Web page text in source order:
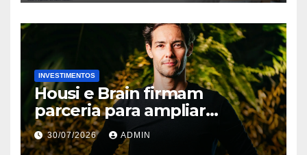
INVESTIMENTOS
Housi e Brain firmam
parceria para ampliar
inteligência de mercado em
lançamentos imobiliários
30/07/2026 ADMIN